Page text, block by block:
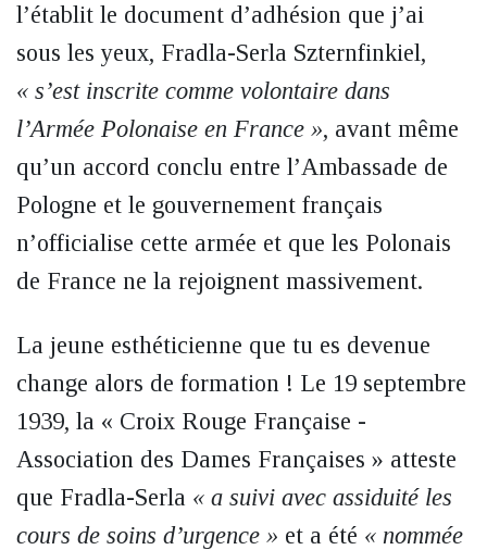
l’établit le document d’adhésion que j’ai
sous les yeux, Fradla-Serla Szternfinkiel,
« s’est inscrite comme volontaire dans
l’Armée Polonaise en France », avant même
qu’un accord conclu entre l’Ambassade de
Pologne et le gouvernement français
n’officialise cette armée et que les Polonais
de France ne la rejoignent massivement.
La jeune esthéticienne que tu es devenue
change alors de formation ! Le 19 septembre
1939, la « Croix Rouge Française -
Association des Dames Françaises » atteste
que Fradla-Serla « a suivi avec assiduité les
cours de soins d’urgence » et a été « nommée